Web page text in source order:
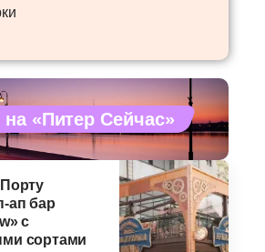
на «Питер Сейчас»
ап бар
с
сортами